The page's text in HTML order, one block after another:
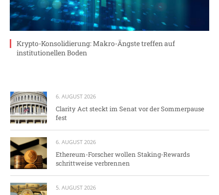
Krypto-Konsolidierung: Makro-Ängste treffen auf
institutionellen Boden
6. AUGUST 2026
Clarity Act steckt im Senat vor der Sommerpause
fest
6. AUGUST 2026
Ethereum-Forscher wollen Staking-Rewards
schrittweise verbrennen
5. AUGUST 2026